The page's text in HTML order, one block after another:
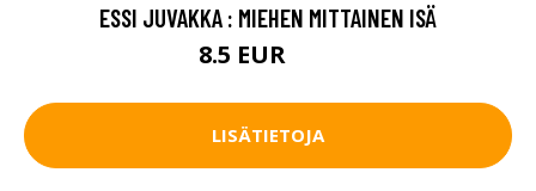
ESSI JUVAKKA : MIEHEN MITTAINEN ISÄ
8.5 EUR
LISÄTIETOJA